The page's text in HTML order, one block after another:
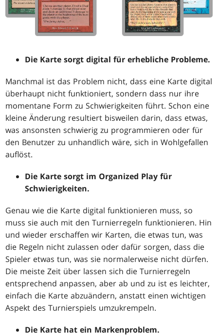
Die Karte sorgt digital für erhebliche Probleme.
Manchmal ist das Problem nicht, dass eine Karte digital
überhaupt nicht funktioniert, sondern dass nur ihre
momentane Form zu Schwierigkeiten führt. Schon eine
kleine Änderung resultiert bisweilen darin, dass etwas,
was ansonsten schwierig zu programmieren oder für
den Benutzer zu unhandlich wäre, sich in Wohlgefallen
auflöst.
Die Karte sorgt im Organized Play für
Schwierigkeiten.
Genau wie die Karte digital funktionieren muss, so
muss sie auch mit den Turnierregeln funktionieren. Hin
und wieder erschaffen wir Karten, die etwas tun, was
die Regeln nicht zulassen oder dafür sorgen, dass die
Spieler etwas tun, was sie normalerweise nicht dürfen.
Die meiste Zeit über lassen sich die Turnierregeln
entsprechend anpassen, aber ab und zu ist es leichter,
einfach die Karte abzuändern, anstatt einen wichtigen
Aspekt des Turnierspiels umzukrempeln.
Die Karte hat ein Markenproblem.